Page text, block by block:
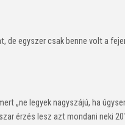
egyszer csak benne volt a
„ne legyek nagyszájú, ha
érzés lesz azt mondani neki